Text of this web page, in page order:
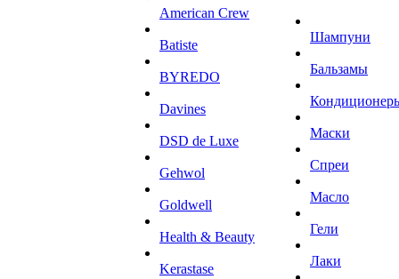
American Crew
Batiste
BYREDO
Davines
DSD de Luxe
Gehwol
Goldwell
Health & Beauty
Kerastase
Шампуни
Бальзамы
Маски
Спреи
Масло
Гели
Лаки